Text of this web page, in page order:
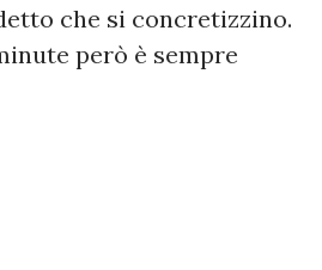
che si concretizzino.
però è sempre